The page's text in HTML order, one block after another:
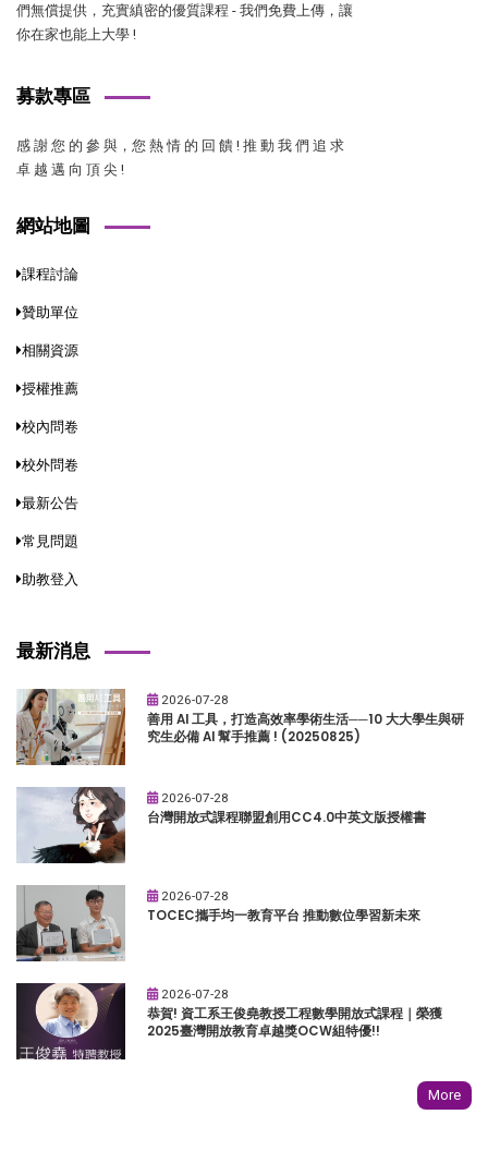
們無償提供，充實縝密的優質課程 - 我們免費上傳，讓
你在家也能上大學 !
募款專區
感 謝 您 的 參 與，您 熱 情 的 回 饋 ! 推 動 我 們 追 求
卓 越 邁 向 頂 尖 !
網站地圖
課程討論
贊助單位
相關資源
授權推薦
校內問卷
校外問卷
最新公告
常見問題
助教登入
最新消息
2026-07-28
善用 AI 工具，打造高效率學術生活──10 大大學生與研
究生必備 AI 幫手推薦 ! (20250825)
2026-07-28
台灣開放式課程聯盟創用CC4.0中英文版授權書
2026-07-28
TOCEC攜手均一教育平台 推動數位學習新未來
2026-07-28
恭賀! 資工系王俊堯教授工程數學開放式課程｜榮獲
2025臺灣開放教育卓越獎OCW組特優!!
More